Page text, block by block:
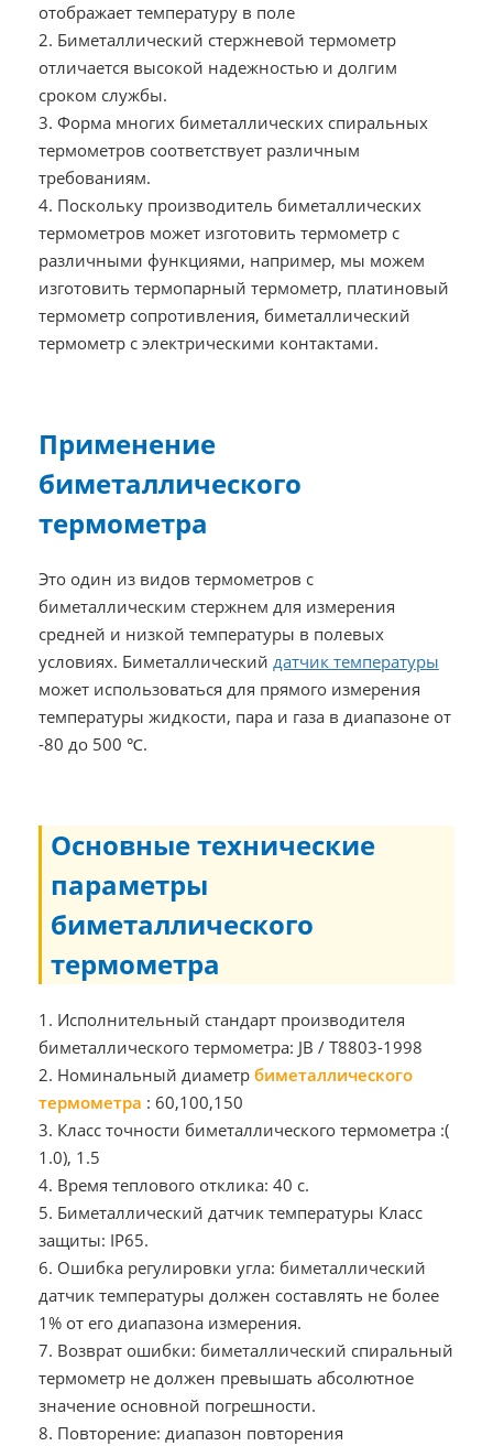
отображает температуру в поле
2. Биметаллический стержневой термометр
отличается высокой надежностью и долгим
сроком службы.
3. Форма многих биметаллических спиральных
термометров соответствует различным
требованиям.
4. Поскольку производитель биметаллических
термометров может изготовить термометр с
различными функциями, например, мы можем
изготовить термопарный термометр, платиновый
термометр сопротивления, биметаллический
термометр с электрическими контактами.
Применение
биметаллического
термометра
Это один из видов термометров с
биметаллическим стержнем для измерения
средней и низкой температуры в полевых
условиях. Биметаллический датчик температуры
может использоваться для прямого измерения
температуры жидкости, пара и газа в диапазоне от
-80 до 500 ℃.
Основные технические
параметры
биметаллического
термометра
1. Исполнительный стандарт производителя
биметаллического термометра: JB / T8803-1998
2. Номинальный диаметр биметаллического
термометра : 60,100,150
3. Класс точности биметаллического термометра :(
1.0), 1.5
4. Время теплового отклика: 40 с.
5. Биметаллический датчик температуры Класс
защиты: IP65.
6. Ошибка регулировки угла: биметаллический
датчик температуры должен составлять не более
1% от его диапазона измерения.
7. Возврат ошибки: биметаллический спиральный
термометр не должен превышать абсолютное
значение основной погрешности.
8. Повторение: диапазон повторения